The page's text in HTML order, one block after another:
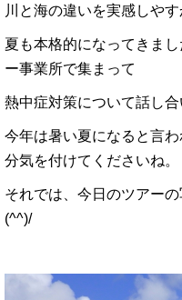
川と海の違いを実感しや
夏も本格的になってきま
ー事業所で集まって
熱中症対策について話し
今年は暑い夏になると言
分気を付けてくださいね。
それでは、今日のツアー
(^^)/